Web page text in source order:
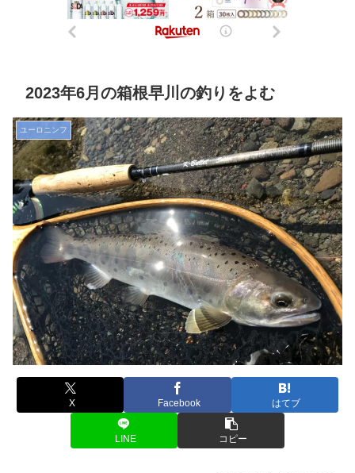
2023年6月の箱根早川の釣りをよむ
ユーロニンフ
X Facebook はてブ
LINE コピー